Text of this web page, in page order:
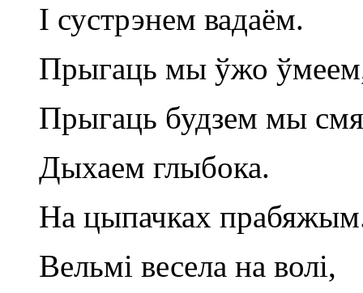
I сустрэнем вадаём.
Прыгаць мы ўжо
Прыгаць будзем мы
Дыхаем глыбока.
На цыпачках
Вельмі весела на волі,